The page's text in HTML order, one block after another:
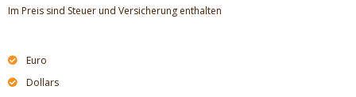
Im Preis sind Steuer und Versicherung enthalten
Euro
Dollars